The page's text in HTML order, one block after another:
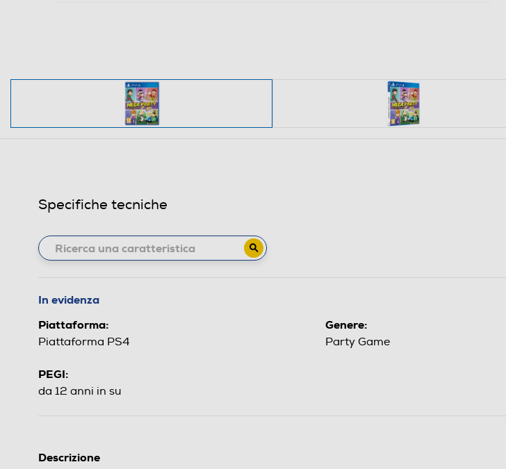
Specifiche tecniche
In evidenza
Piattaforma:
Piattaforma PS4
Genere:
Party Game
PEGI:
da 12 anni in su
Descrizione